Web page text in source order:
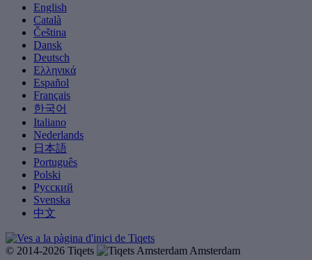
English
Català
Čeština
Dansk
Deutsch
Ελληνικά
Español
Français
한국어
Italiano
Nederlands
日本語
Português
Polski
Русский
Svenska
中文
© 2014-2026 Tiqets
Amsterdam